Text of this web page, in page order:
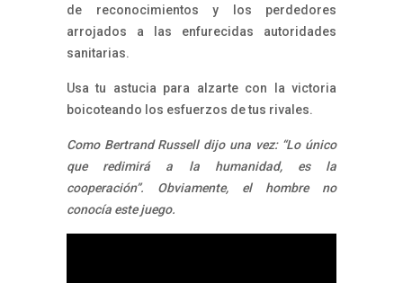
de reconocimientos y los perdedores
arrojados a las enfurecidas autoridades
sanitarias.
Usa tu astucia para alzarte con la victoria
boicoteando los esfuerzos de tus rivales.
Como Bertrand Russell dijo una vez: “Lo único
que redimirá a la humanidad, es la
cooperación”. Obviamente, el hombre no
conocía este juego.